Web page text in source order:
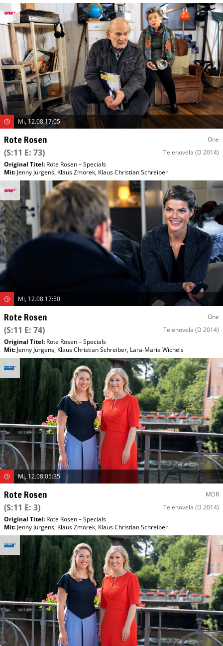
Mi, 12.08 17:05
Rote Rosen One
(S:11 E: 73) Telenovela (D 2014)
Original Titel: Rote Rosen – Specials
Mit: Jenny Jürgens, Klaus Zmorek, Klaus Christian Schreiber
Mi, 12.08 17:50
Rote Rosen One
(S:11 E: 74) Telenovela (D 2014)
Original Titel: Rote Rosen – Specials
Mit: Jenny Jürgens, Klaus Christian Schreiber, Lara-Maria Wichels
Mi, 12.08 05:35
Rote Rosen MDR
(S:11 E: 3) Telenovela (D 2014)
Original Titel: Rote Rosen – Specials
Mit: Jenny Jürgens, Klaus Zmorek, Klaus Christian Schreiber